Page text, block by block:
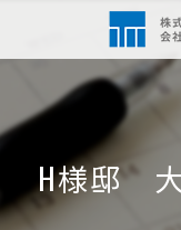
H様邸